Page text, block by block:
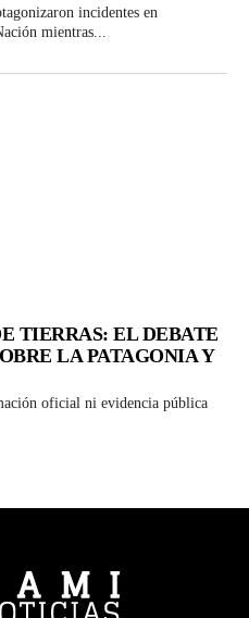
incidentes en
mientras...
TIERRAS: EL DEBATE
LA PATAGONIA Y
oficial ni evidencia pública